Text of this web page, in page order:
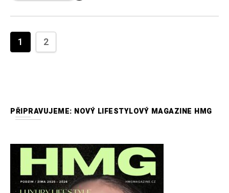
1 2
PŘIPRAVUJEME: NOVÝ LIFESTYLOVÝ MAGAZINE HMG